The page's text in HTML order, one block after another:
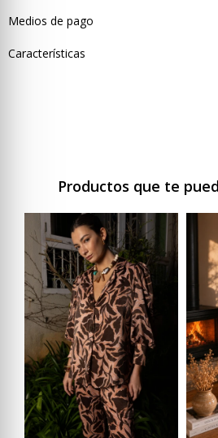
Medios de pago
Características
Productos que te